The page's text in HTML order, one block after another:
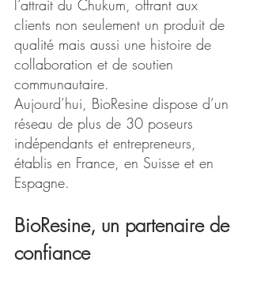
l’attrait du Chukum, offrant aux
clients non seulement un produit de
qualité mais aussi une histoire de
collaboration et de soutien
communautaire.
Aujourd’hui, BioResine dispose d’un
réseau de plus de 30 poseurs
indépendants et entrepreneurs,
établis en France, en Suisse et en
Espagne.
BioResine, un partenaire de
confiance